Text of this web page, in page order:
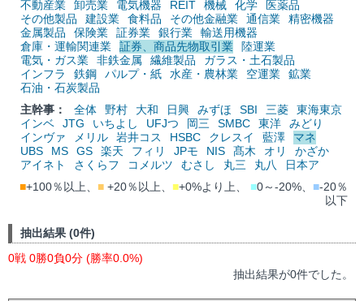
不動産業
卸売業 電気機器 REIT 機械 化学
医薬品
その他製品
建設業 食料品 その他金融業 通信業
精密機器
金属製品
保険業 証券業 銀行業
輸送用機器
倉庫・運輸関連業
証券、商品先物取引業
陸運業
電気・ガス業
非鉄金属 繊維製品
ガラス・土石製品
インフラ
鉄鋼 パルプ・紙 水産・農林業 空運業
鉱業
石油・石炭製品
主幹事：
全体 野村 大和 日興 みずほ SBI 三菱
東海東京
インベ
JTG いちよし UFJつ 岡三 SMBC 東洋
みどり
インヴァ
メリル 岩井コス HSBC クレスイ 藍澤
マネ
UBS
MS GS 楽天 フィリ JPモ NIS 髙木 オリ
かざか
アイネト
さくらフ コメルツ むさし 丸三 丸八
日本ア
■+100％以上、 ■ +20％以上、 ■+0%より上、 ■0～-20%、 ■-20％
以下
抽出結果 (0件)
0戦 0勝0負0分 (勝率0.0%)
抽出結果が0件でした。